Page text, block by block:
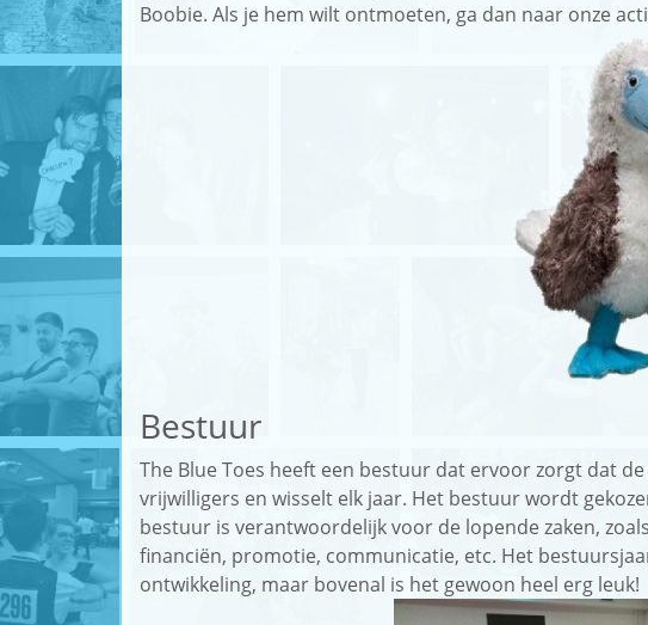
Boobie. Als je hem wilt ontmoeten, ga dan naar onze
Bestuur
The Blue Toes heeft een bestuur dat ervoor zorgt dat
vrijwilligers en wisselt elk jaar. Het bestuur wordt
bestuur is verantwoordelijk voor de lopende zaken,
financiën, promotie, communicatie, etc. Het
ontwikkeling, maar bovenal is het gewoon heel erg leuk!